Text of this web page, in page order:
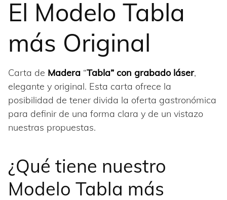
El Modelo Tabla
más Original
Carta de Madera “Tabla” con grabado láser,
elegante y original. Esta carta ofrece la
posibilidad de tener divida la oferta gastronómica
para definir de una forma clara y de un vistazo
nuestras propuestas.
¿Qué tiene nuestro
Modelo Tabla más